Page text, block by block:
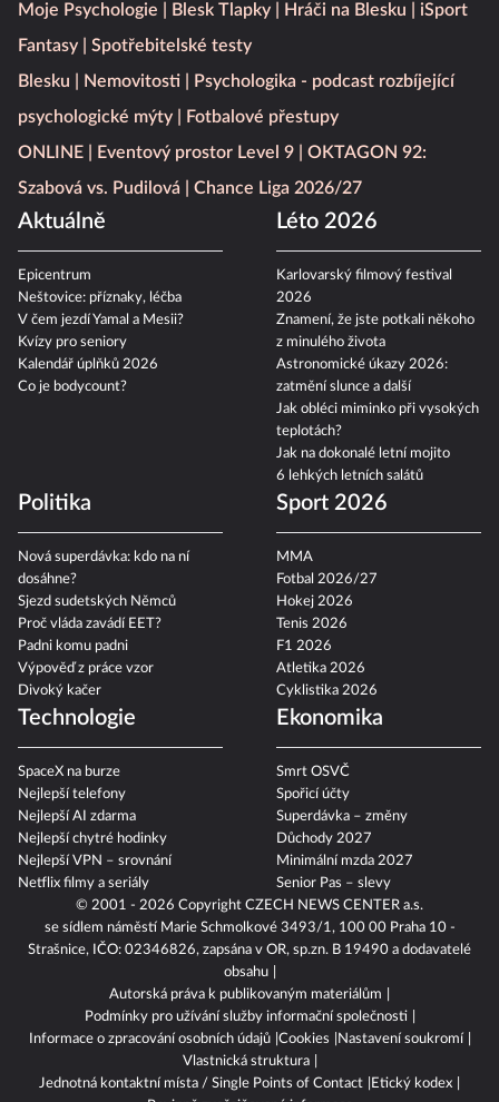
© 2001 - 2026 Copyright CZECH NEWS CENTER a.s.
se sídlem náměstí Marie Schmolkové 3493/1, 100 00 Praha 10 -
Strašnice, IČO: 02346826, zapsána v OR, sp.zn. B 19490 a dodavatelé
obsahu
Autorská práva k publikovaným materiálům
Podmínky pro užívání služby informační společnosti
Informace o zpracování osobních údajů Cookies
Nastavení soukromí
Vlastnická struktura
Jednotná kontaktní místa / Single Points of Contact
Etický kodex
Moje Psychologie Blesk Tlapky Hráči na Blesku
iSport
Fantasy
Spotřebitelské testy
Blesku
Nemovitosti
Psychologika - podcast rozbíjející
psychologické mýty
Fotbalové přestupy
ONLINE
Eventový prostor Level 9
OKTAGON 92:
Szabová vs. Pudilová
Chance Liga 2026/27
Aktuálně
Epicentrum
Neštovice: příznaky, léčba
V čem jezdí Yamal a Mesii?
Kvízy pro seniory
Kalendář úplňků 2026
Co je bodycount?
Léto 2026
Karlovarský filmový festival
2026
Znamení, že jste potkali někoho
z minulého života
Astronomické úkazy 2026:
zatmění slunce a další
Jak obléci miminko při vysokých
teplotách?
Jak na dokonalé letní mojito
6 lehkých letních salátů
Politika
Nová superdávka: kdo na ní
dosáhne?
Sjezd sudetských Němců
Proč vláda zavádí EET?
Padni komu padni
Výpověď z práce vzor
Divoký kačer
Sport 2026
MMA
Fotbal 2026/27
Hokej 2026
Tenis 2026
F1 2026
Atletika 2026
Cyklistika 2026
Technologie
SpaceX na burze
Nejlepší telefony
Nejlepší AI zdarma
Nejlepší chytré hodinky
Nejlepší VPN – srovnání
Netflix filmy a seriály
Ekonomika
Smrt OSVČ
Spořicí účty
Superdávka – změny
Důchody 2027
Minimální mzda 2027
Senior Pas – slevy